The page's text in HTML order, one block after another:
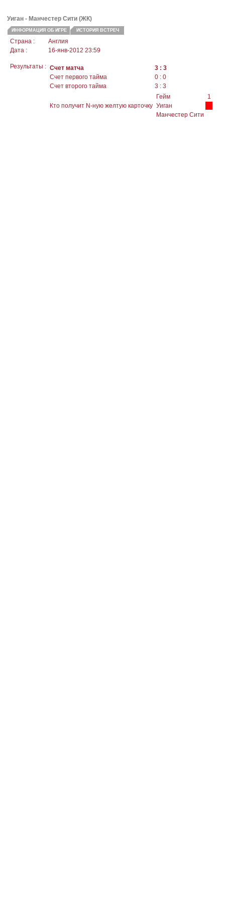
Уиган - Манчестер Сити (ЖК)
ИНФОРМАЦИЯ ОБ ИГРЕ ИСТОРИЯ ВСТРЕЧ
Страна :
Англия
Дата :
16-янв-2012 23:59
Результаты : Счет матча
3 : 3
Счет первого тайма
0 : 0
Счет второго тайма
3 : 3
Кто получит N-ную желтую карточку
Гейм
1
Уиган
Манчестер Сити